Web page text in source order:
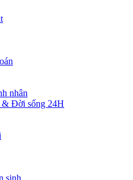
nhân
& Đời sống 24H
sinh